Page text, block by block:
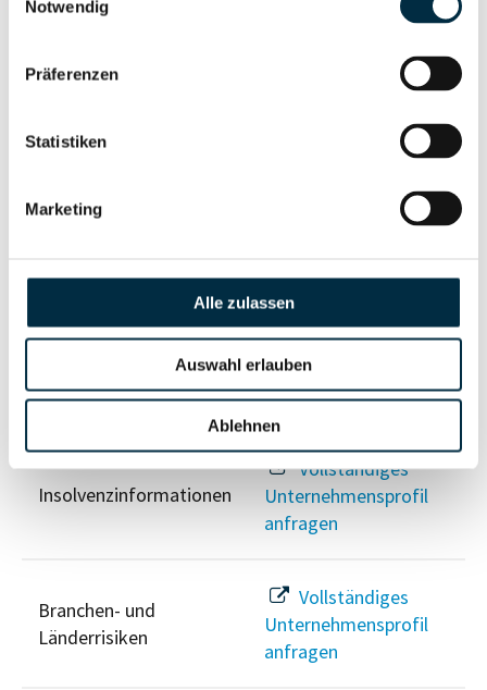
Notwendig
Präferenzen
Statistiken
Marketing
Alle zulassen
Auswahl erlauben
Ablehnen
Unternehmensnetzwerk
Unternehmensprofil
Berechtigten Pfad
Unternehmensprofil
Vollständiges
Unternehmensprofil
anfragen
Insolvenzinformationen
Vollständiges
Unternehmensprofil
anfragen
Branchen- und
Länderrisiken
Vollständiges
Unternehmensprofil
anfragen